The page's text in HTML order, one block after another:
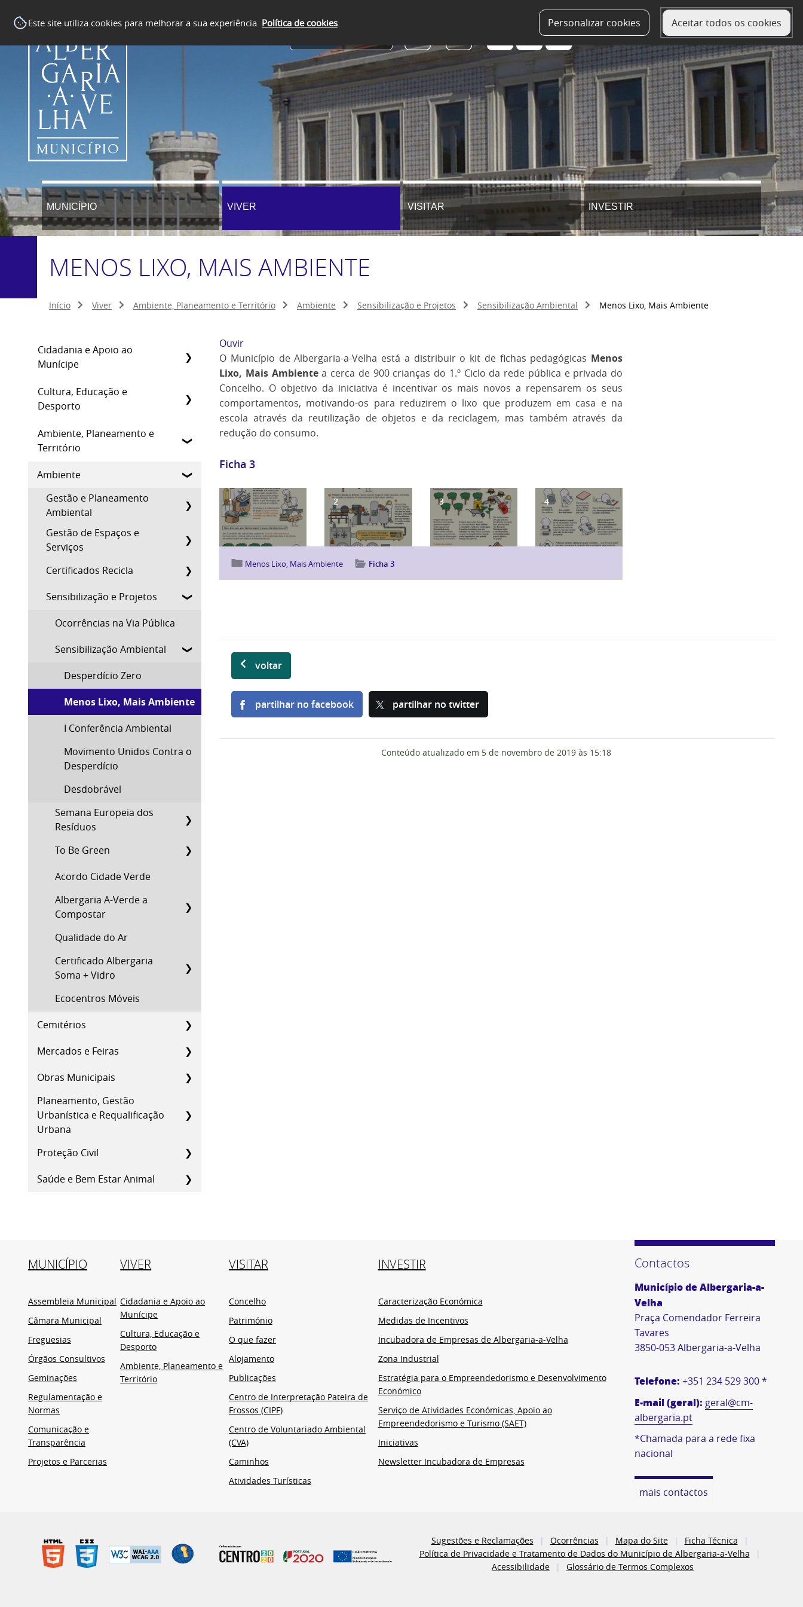
Este site utiliza cookies para melhorar a sua experiência. Política de cookies. Personalizar cookies
Aceitar todos os cookies
MUNICÍPIO VIVER VISITAR INVESTIR
MENOS LIXO, MAIS AMBIENTE
Início Viver Ambiente, Planeamento e Território Ambiente Sensibilização e Projetos Sensibilização Ambiental Menos Lixo, Mais Ambiente
Cidadania e Apoio ao
Munícipe
Cultura, Educação e
Desporto
Ambiente, Planeamento e
Território
Ambiente
Gestão e Planeamento
Ambiental
Gestão de Espaços e
Serviços
Certificados Recicla
Sensibilização e Projetos
Ocorrências na Via Pública
Sensibilização Ambiental
Desperdício Zero
Menos Lixo, Mais Ambiente
I Conferência Ambiental
Movimento Unidos Contra o
Desperdício
Desdobrável
Semana Europeia dos
Resíduos
To Be Green
Acordo Cidade Verde
Albergaria A-Verde a
Compostar
Qualidade do Ar
Certificado Albergaria
Soma + Vidro
Ecocentros Móveis
Cemitérios
Mercados e Feiras
Obras Municipais
Planeamento, Gestão
Urbanística e Requalificação
Urbana
Proteção Civil
Saúde e Bem Estar Animal
Ouvir
O Município de Albergaria-a-Velha está a distribuir o kit de fichas pedagógicas Menos
Lixo, Mais Ambientea cerca de 900 crianças do 1.º Ciclo da rede pública e privada do
Concelho. O objetivo da iniciativa é incentivar os mais novos a repensarem os seus
comportamentos, motivando-os para reduzirem o lixo que produzem em casa e na
escola através da reutilização de objetos e da reciclagem, mas também através da
redução do consumo.
Ficha 3
1 2 3 4
Menos Lixo, Mais Ambiente Ficha 3
voltar
partilhar no facebook partilhar no twitter
Conteúdo atualizado em 5 de novembro de 2019 às 15:18
MUNICÍPIO
Assembleia Municipal
Câmara Municipal
Freguesias
Órgãos Consultivos
Geminações
Regulamentação e
Normas
Comunicação e
Transparência
Projetos e Parcerias
VIVER
Cidadania e Apoio ao
Munícipe
Cultura, Educação e
Desporto
Ambiente, Planeamento e
Território
VISITAR
Concelho
Património
O que fazer
Alojamento
Publicações
Centro de Interpretação Pateira de
Frossos (CIPF)
Centro de Voluntariado Ambiental
(CVA)
Caminhos
Atividades Turísticas
INVESTIR
Caracterização Económica
Medidas de Incentivos
Incubadora de Empresas de Albergaria-a-Velha
Zona Industrial
Estratégia para o Empreendedorismo e Desenvolvimento
Económico
Serviço de Atividades Económicas, Apoio ao
Empreendedorismo e Turismo (SAET)
Iniciativas
Newsletter Incubadora de Empresas
Contactos
Município de Albergaria-a-
Velha
Praça Comendador Ferreira
Tavares
3850-053 Albergaria-a-Velha
Telefone: +351 234 529 300 *
E-mail (geral): geral@cm-
albergaria.pt
*Chamada para a rede fixa
nacional
mais contactos
Sugestões e Reclamações Ocorrências Mapa do Site
Ficha Técnica
Política de Privacidade e Tratamento de Dados do Município de Albergaria-a-Velha
Acessibilidade
Glossário de Termos Complexos